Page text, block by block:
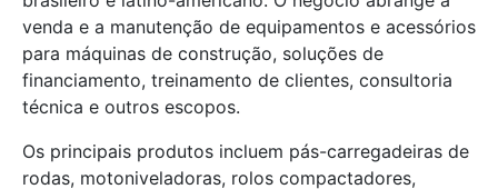
venda e a manutenção de equipamentos e acessórios
para máquinas de construção, soluções de
financiamento, treinamento de clientes, consultoria
técnica e outros escopos.
Os principais produtos incluem pás-carregadeiras de
rodas, motoniveladoras, rolos compactadores,